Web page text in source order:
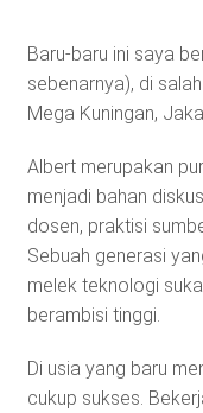
Baru-baru ini saya
sebenarnya), di
Mega Kuningan,
Albert merupakan
menjadi bahan
dosen, praktisi
Sebuah generasi
melek teknologi
berambisi tinggi.
Di usia yang baru
cukup sukses.